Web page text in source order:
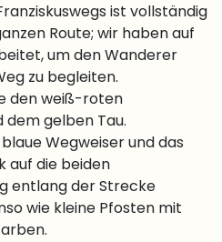
ist vollständig
Route; wir haben auf
um den Wanderer
zu begleiten.
den weiß-roten
dem gelben Tau.
Wegweiser und das
auf die beiden
entlang der Strecke
wie kleine Pfosten mit